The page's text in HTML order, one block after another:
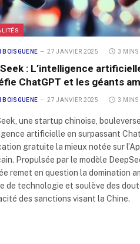
BOISGUENE 27 JANVIER 2025 3 MINS
: L’intelligence
ChatGPT et les géants
BOISGUENE 27 JANVIER 2025 3 MINS
une startup chinoise,
artificielle en surpassant
gratuite la mieux notée sur
Propulsée par le modèle
remet en question la domination
de technologie et soulève des
des sanctions visant la Chine.